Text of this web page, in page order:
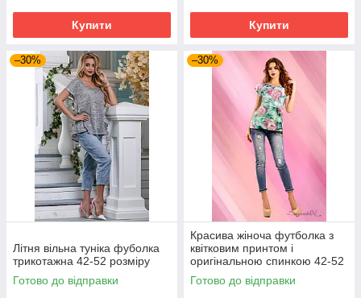
Купити Купити
–30%
Літня вільна туніка фуболка
трикотажна 42-52 розміру
Готово до відправки
–30%
Красива жіноча футболка з
квітковим принтом і
оригінальною спинкою 42-52
розміри
Готово до відправки